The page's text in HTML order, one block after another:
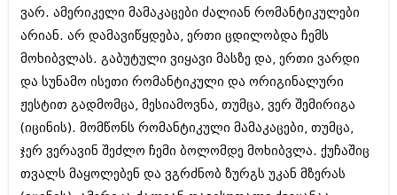
ოქტომბერი 2014 (292)
სექტემბერი 2014 (394)
აგვისტო 2014 (248)
ივლისი 2014 (313)
ივნისი 2014 (366)
მაისი 2014 (313)
მარტი 2014 (413)
თებერვალი 2014 (318)
იანვარი 2014 (297)
დეკემბერი 2013 (365)
ვარ. ამერიკელი მამაკაცები ძალიან რომანტიკულები
არიან. არ დამავიწყდება, ერთი ცდილობდა ჩემს
მოხიბვლას. გაბუტული ვიყავი მასზე და, ერთი ვარდი
და სუნამო ისეთი რომანტიკული და ორიგინალური
ჟესტით გადმომცა, მესიამოვნა, თუმცა, ვერ შემირიგა
(იცინის). მომწონს რომანტიკული მამაკაცები, თუმცა,
ჯერ ვერავინ შეძლო ჩემი ბოლომდე მოხიბვლა. ქუჩაშიც
თვალს მაყოლებენ და ვგრძნობ ზურგს უკან მზერას